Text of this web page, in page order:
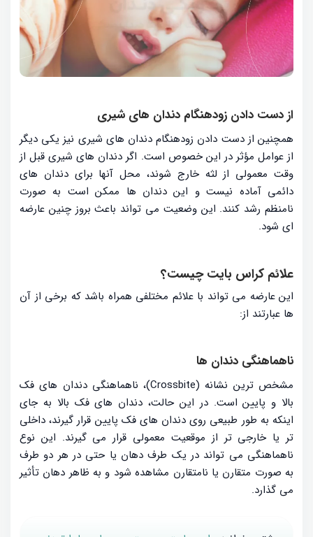
از دست دادن زودهنگام دندان های شیری
همچنین از دست دادن زودهنگام دندان های شیری نیز یکی دیگر
از عوامل مؤثر در این خصوص است. اگر دندان های شیری قبل از
وقت معمولی از لثه خارج شوند، محل آنها برای دندان های
دائمی آماده نیست و این دندان ها ممکن است به صورت
نامنظم رشد کنند. این وضعیت می تواند باعث بروز چنین عارضه
ای شود.
علائم کراس بایت چیست؟
این عارضه می تواند با علائم مختلفی همراه باشد که برخی از آن
ها عبارتند از:
ناهماهنگی دندان ها
مشخص ترین نشانه (Crossbite)، ناهماهنگی دندان های فک
بالا و پایین است. در این حالت، دندان های فک بالا به جای
اینکه به طور طبیعی روی دندان های فک پایین قرار گیرند، داخلی
تر یا خارجی تر از موقعیت معمولی قرار می گیرند. این نوع
ناهماهنگی می تواند در یک طرف دهان یا حتی در هر دو طرف
به صورت متقارن یا نامتقارن مشاهده شود و به ظاهر دهان تأثیر
می گذارد.